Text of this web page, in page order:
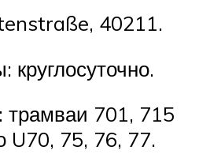
40211.
круглосуточно.
трамваи 701, 715
U70, 75, 76, 77.